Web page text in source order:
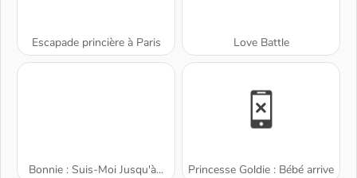
Escapade princière à Paris Love Battle
Bonnie : Suis-Moi Jusqu'à... Princesse Goldie : Bébé arrive